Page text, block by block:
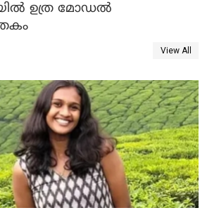
ഉത്ര മോഡല്‍
View All